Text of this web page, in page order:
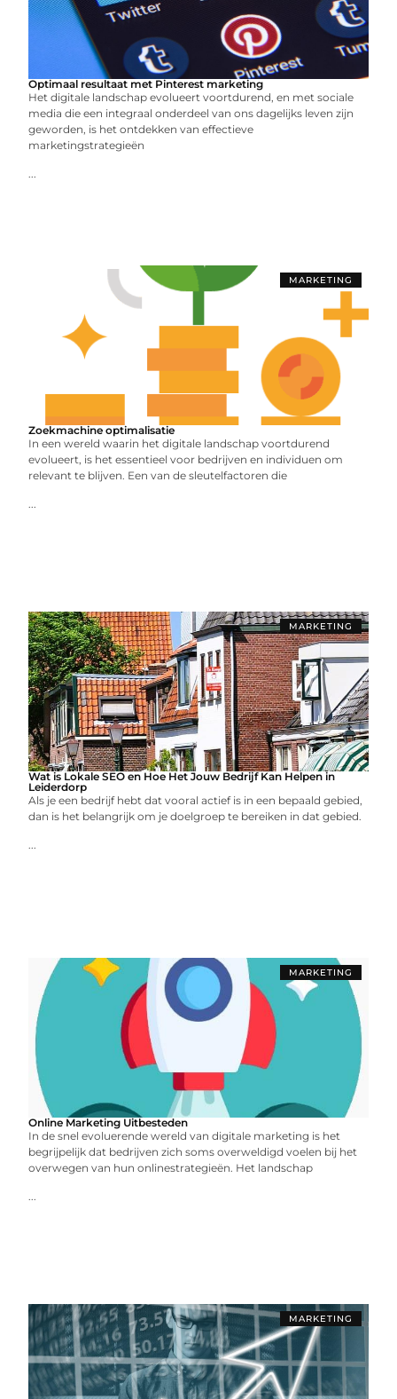
Optimaal resultaat met Pinterest marketing
Het digitale landschap evolueert voortdurend, en met sociale
media die een integraal onderdeel van ons dagelijks leven zijn
geworden, is het ontdekken van effectieve
marketingstrategieën
...
MARKETING
Zoekmachine optimalisatie
In een wereld waarin het digitale landschap voortdurend
evolueert, is het essentieel voor bedrijven en individuen om
relevant te blijven. Een van de sleutelfactoren die
...
MARKETING
Wat is Lokale SEO en Hoe Het Jouw Bedrijf Kan Helpen in
Leiderdorp
Als je een bedrijf hebt dat vooral actief is in een bepaald gebied,
dan is het belangrijk om je doelgroep te bereiken in dat gebied.
...
MARKETING
Online Marketing Uitbesteden
In de snel evoluerende wereld van digitale marketing is het
begrijpelijk dat bedrijven zich soms overweldigd voelen bij het
overwegen van hun onlinestrategieën. Het landschap
...
MARKETING